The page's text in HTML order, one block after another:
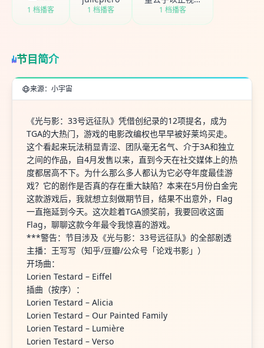
1 档播客 1 档播客 1 档播客
节目简介
来源：小宇宙
《光与影：33号远征队》凭借创纪录的12项提名，成为
TGA的大热门，游戏的电影改编权也早早被好莱坞买走。
这个看起来玩法稍显青涩、团队毫无名气、介于3A和独立
之间的作品，自4月发售以来，直到今天在社交媒体上的热
度都居高不下。为什么那么多人都认为它必夺年度最佳游
戏？它的剧作是否真的存在重大缺陷？本来在5月份白金完
这款游戏后，我就想立刻做期节目，结果不出意外，Flag
一直拖延到今天。这次趁着TGA颁奖前，我要回收这面
Flag，聊聊这款今年最令我惊喜的游戏。
***警告：节目涉及《光与影：33号远征队》的全部剧透
主播：王写写（知乎/豆瓣/公众号「论戏书影」）
开场曲：
Lorien Testard – Eiffel
插曲（按序）：
Lorien Testard – Alicia
Lorien Testard – Our Painted Family
Lorien Testard – Lumière
Lorien Testard – Verso